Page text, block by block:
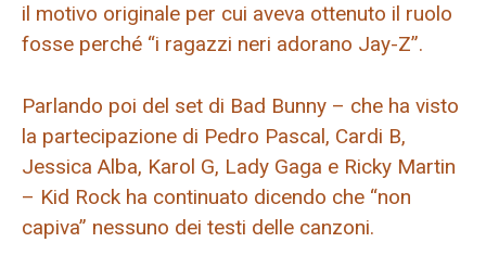
il motivo originale per cui aveva ottenuto il ruolo
fosse perché “i ragazzi neri adorano Jay-Z”.
Parlando poi del set di Bad Bunny – che ha visto
la partecipazione di Pedro Pascal, Cardi B,
Jessica Alba, Karol G, Lady Gaga e Ricky Martin
– Kid Rock ha continuato dicendo che “non
capiva” nessuno dei testi delle canzoni.